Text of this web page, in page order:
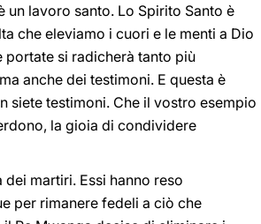
lavoro santo. Lo Spirito Santo è
che eleviamo i cuori e le menti a Dio
portate si radicherà tanto più
anche dei testimoni. E questa è
siete testimoni. Che il vostro esempio
la gioia di condividere
martiri. Essi hanno reso
per rimanere fedeli a ciò che